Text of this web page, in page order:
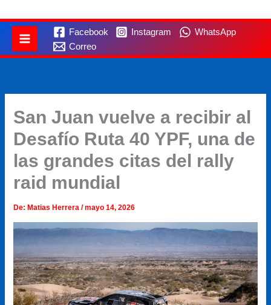
Facebook Instagram
WhatsApp
Correo
San Juan vuelve a recibir al
Desafío Ruta 40 YPF, una de
las grandes citas del rally
raid mundial
De: Matias Herrera/mayo 14, 2026